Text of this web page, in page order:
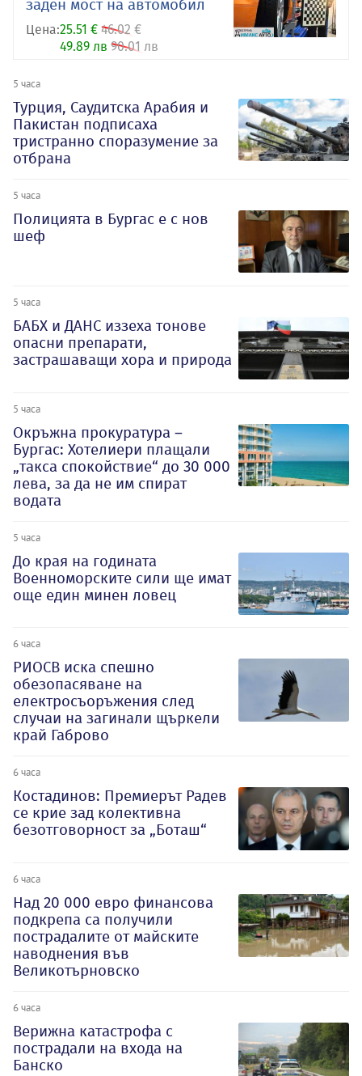
заден мост на автомобил
Цена:25.51 € 46.02 €
49.89 лв 90.01 лв
5 часа
Турция, Саудитска Арабия и
Пакистан подписаха
тристранно споразумение за
отбрана
5 часа
Полицията в Бургас е с нов
шеф
5 часа
БАБХ и ДАНС иззеха тонове
опасни препарати,
застрашаващи хора и природа
5 часа
Окръжна прокуратура –
Бургас: Хотелиери плащали
„такса спокойствие“ до 30 000
лева, за да не им спират
водата
5 часа
До края на годината
Военноморските сили ще имат
още един минен ловец
6 часа
РИОСВ иска спешно
обезопасяване на
електросъоръжения след
случаи на загинали щъркели
край Габрово
6 часа
Костадинов: Премиерът Радев
се крие зад колективна
безотговорност за „Боташ“
6 часа
Над 20 000 евро финансова
подкрепа са получили
пострадалите от майските
наводнения във
Великотърновско
6 часа
Верижна катастрофа с
пострадали на входа на
Банско